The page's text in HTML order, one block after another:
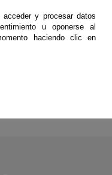
y procesar datos
u oponerse al
haciendo clic en